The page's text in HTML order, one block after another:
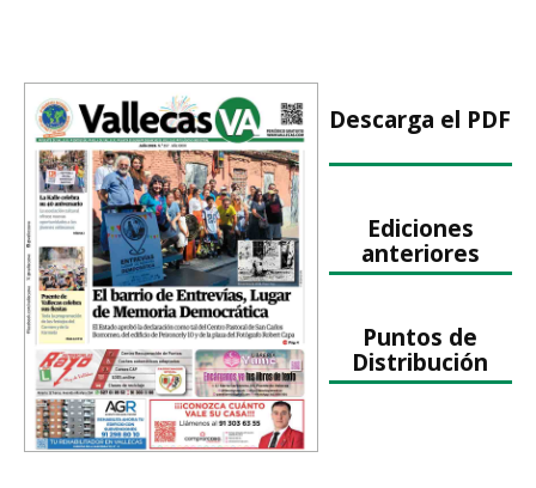
Descarga el PDF
Ediciones
anteriores
Puntos de
Distribución